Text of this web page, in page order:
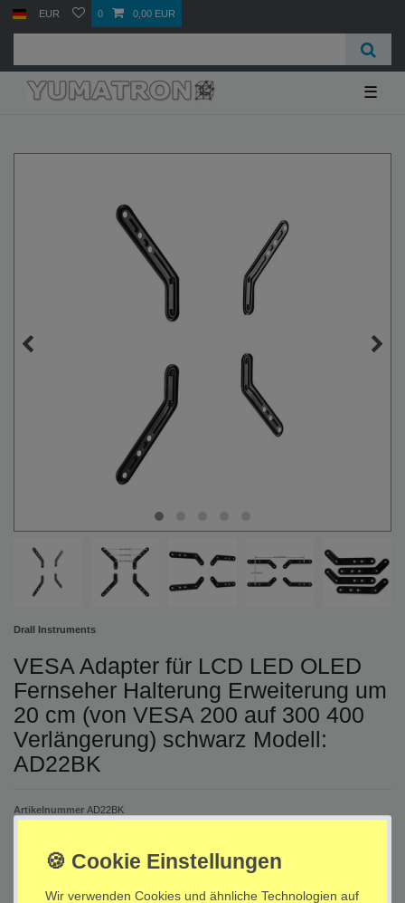
EUR 0 0,00 EUR
☰
Drall Instruments
VESA Adapter für LCD LED OLED
Fernseher Halterung Erweiterung um
20 cm (von VESA 200 auf 300 400
Verlängerung) schwarz Modell:
AD22BK
Artikelnummer AD22BK
Wir verwenden Cookies und ähnliche Technologien auf